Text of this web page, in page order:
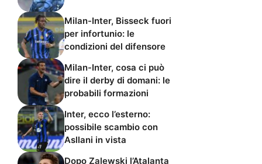
Milan-Inter, Bisseck fuori
per infortunio: le
condizioni del difensore
Milan-Inter, cosa ci può
dire il derby di domani: le
probabili formazioni
Inter, ecco l’esterno:
possibile scambio con
Asllani in vista
Dopo Zalewski l’Atalanta